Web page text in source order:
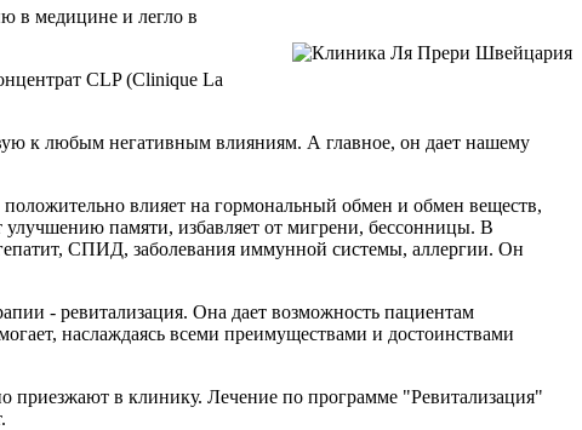
в медицине и легло в
CLP (Clinique La
к любым негативным влияниям. А главное, он дает нашему
влияет на гормональный обмен и обмен веществ,
улучшению памяти, избавляет от мигрени, бессонницы. В
СПИД, заболевания иммунной системы, аллергии. Он
- ревитализация. Она дает возможность пациентам
наслаждаясь всеми преимуществами и достоинствами
приезжают в клинику. Лечение по программе "Ревитализация"